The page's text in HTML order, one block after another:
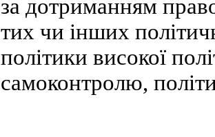
за дотриманням
тих чи інших
політики високої
самоконтролю,